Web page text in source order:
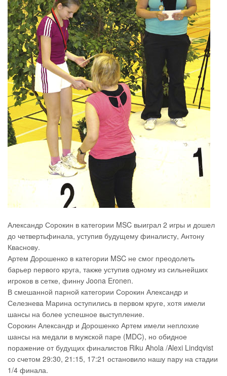
Александр Сорокин в категории MSC выиграл 2 игры и дошел
до четвертьфинала, уступив будущему финалисту, Антону
Кваснову.
Артем Дорошенко в категории MSC не смог преодолеть
барьер первого круга, также уступив одному из сильнейших
игроков в сетке, финну Joona Eronen.
В смешанной парной категории Сорокин Александр и
Селезнева Марина оступились в первом круге, хотя имели
шансы на более успешное выступление.
Сорокин Александр и Дорошенко Артем имели неплохие
шансы на медали в мужской паре (MDC), но обидное
поражение от будущих финалистов Riku Ahola /Alexi Lindqvist
со счетом 29:30, 21:15, 17:21 остановило нашу пару на стадии
1/4 финала.